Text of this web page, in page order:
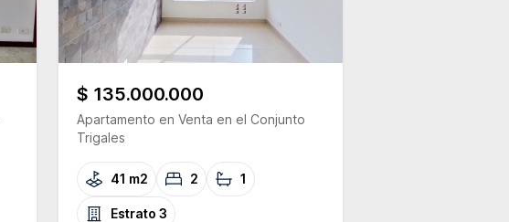
$ 135.000.000
Apartamento en Venta en el Conjunto
Trigales
41 m2 2 1
Estrato3